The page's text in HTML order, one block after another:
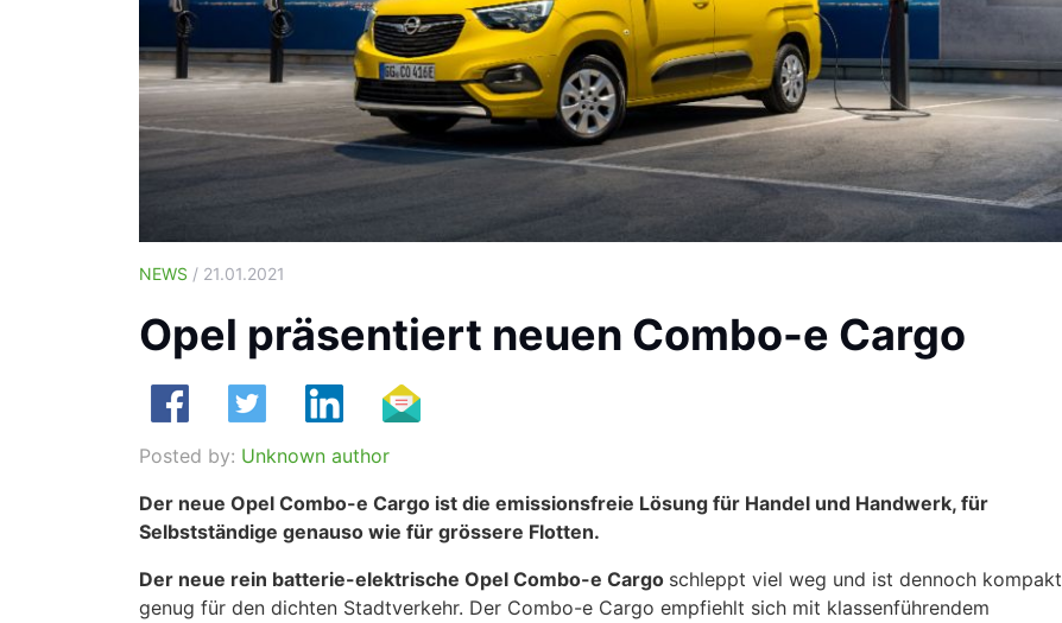
NEWS / 21.01.2021
Opel präsentiert neuen Combo-e Cargo
Posted by: Unknown author
Der neue Opel Combo-e Cargo ist die emissionsfreie Lösung für Handel und Handwerk, für
Selbstständige genauso wie für grössere Flotten.
Der neue rein batterie-elektrische Opel Combo-e Cargo schleppt viel weg und ist dennoch kompakt
genug für den dichten Stadtverkehr. Der Combo-e Cargo empfiehlt sich mit klassenführendem